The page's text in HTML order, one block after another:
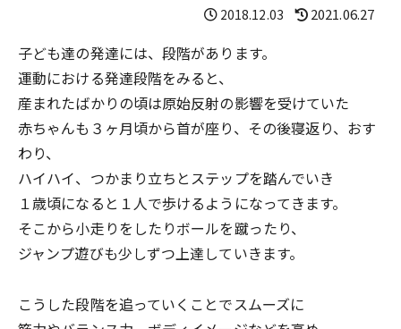
2018.12.03 2021.06.27
子ども達の発達には、段階があります。
運動における発達段階をみると、
産まれたばかりの頃は原始反射の影響を受けていた
赤ちゃんも３ヶ月頃から首が座り、その後寝返り、おす
わり、
ハイハイ、つかまり立ちとステップを踏んでいき
１歳頃になると１人で歩けるようになってきます。
そこから小走りをしたりボールを蹴ったり、
ジャンプ遊びも少しずつ上達していきます。
こうした段階を追っていくことでスムーズに